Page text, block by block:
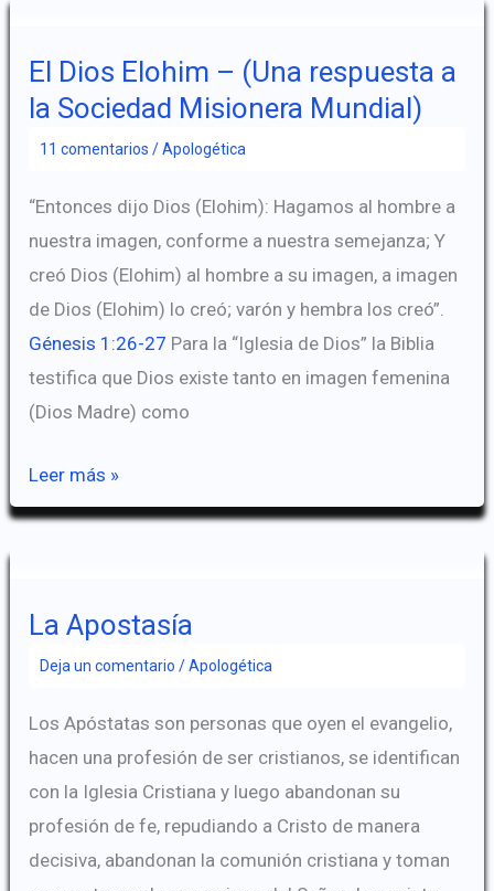
la
Iglesia
Dios
El Dios Elohim – (Una respuesta a
la Sociedad Misionera Mundial)
11 comentarios /Apologética
“Entonces dijo Dios (Elohim): Hagamos al hombre a
nuestra imagen, conforme a nuestra semejanza; Y
creó Dios (Elohim) al hombre a su imagen, a imagen
de Dios (Elohim) lo creó; varón y hembra los creó”.
Génesis 1:26-27 Para la “Iglesia de Dios” la Biblia
testifica que Dios existe tanto en imagen femenina
(Dios Madre) como
El
Dios
(Una
respuesta
la
Sociedad
Misionera
Mundial)
Leer más »
La Apostasía
Deja un comentario /Apologética
Los Apóstatas son personas que oyen el evangelio,
hacen una profesión de ser cristianos, se identifican
con la Iglesia Cristiana y luego abandonan su
profesión de fe, repudiando a Cristo de manera
decisiva, abandonan la comunión cristiana y toman